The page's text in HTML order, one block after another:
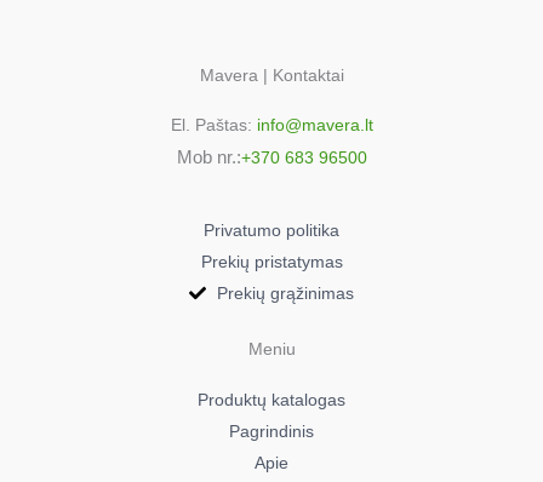
Mavera | Kontaktai
El. Paštas: info@mavera.lt
Mob nr.:+370 683 96500
Privatumo politika
Prekių pristatymas
Prekių grąžinimas
Meniu
Produktų katalogas
Pagrindinis
Apie